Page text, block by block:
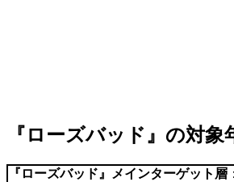
『ローズバッド』の対
『 ローズバッド 』メインターゲット層 ：